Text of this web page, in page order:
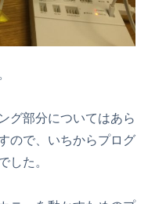
グ部分についてはあら
ので、いちからプログ
した。